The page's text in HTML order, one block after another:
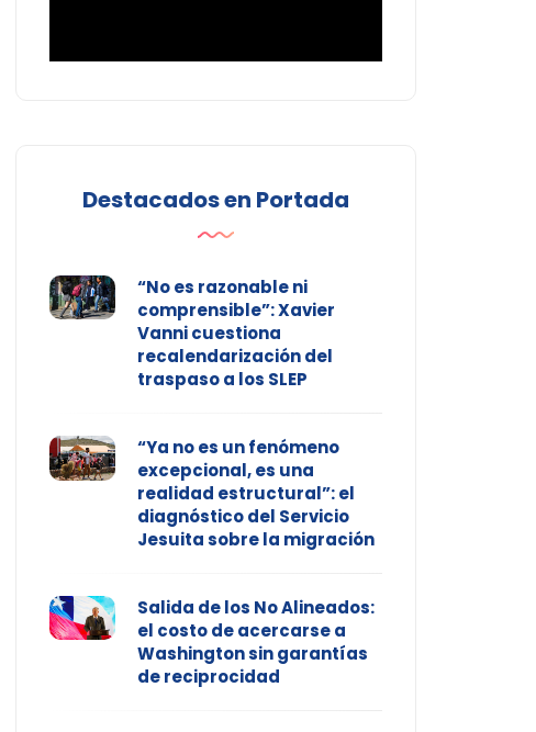
Destacados en Portada
“No es razonable ni
comprensible”: Xavier
Vanni cuestiona
recalendarización del
traspaso a los SLEP
“Ya no es un fenómeno
excepcional, es una
realidad estructural”: el
diagnóstico del Servicio
Jesuita sobre la migración
Salida de los No Alineados:
el costo de acercarse a
Washington sin garantías
de reciprocidad